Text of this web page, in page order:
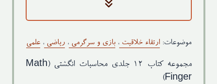
قطع
رحلی بیاضی
نوبت چاپ
چاپ اول: بهار ۱۴۰۱
ویراستار
موضوعات: ارتقاء خلاقیت، بازی و سرگرمی، ریاضی، علمی
مجموعه کتاب 12 جلدی محاسبات انگشتی (Math
Finger)